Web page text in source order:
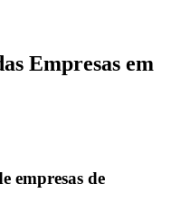
Empresas em
empresas de